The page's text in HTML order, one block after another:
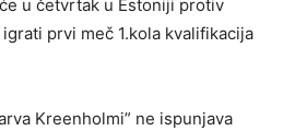
će u četvrtak u Estoniji protiv
igrati prvi meč 1.kola kvalifikacija
Kreenholmi” ne ispunjava